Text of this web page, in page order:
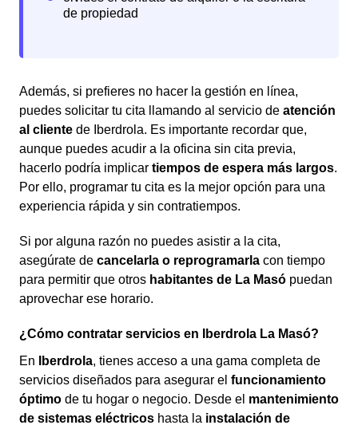
Además, si prefieres no hacer la gestión en línea,
puedes solicitar tu cita llamando al servicio de atención
al cliente de Iberdrola. Es importante recordar que,
aunque puedes acudir a la oficina sin cita previa,
hacerlo podría implicar tiempos de espera más largos.
Por ello, programar tu cita es la mejor opción para una
experiencia rápida y sin contratiempos.
Si por alguna razón no puedes asistir a la cita,
asegúrate de cancelarla o reprogramarla con tiempo
para permitir que otros habitantes de La Masó puedan
aprovechar ese horario.
¿Cómo contratar servicios en Iberdrola La Masó?
En
Iberdrola, tienes acceso a una gama completa de
servicios diseñados para asegurar el funcionamiento
óptimo de tu hogar o negocio. Desde el mantenimiento
de sistemas eléctricos hasta la instalación de